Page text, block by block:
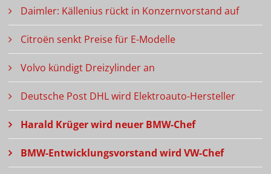
Daimler: Källenius rückt in Konzernvorstand auf
Citroën senkt Preise für E-Modelle
Volvo kündigt Dreizylinder an
Deutsche Post DHL wird Elektroauto-Hersteller
Harald Krüger wird neuer BMW-Chef
BMW-Entwicklungsvorstand wird VW-Chef